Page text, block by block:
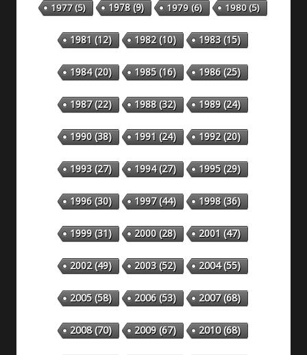
1977(5) 1978(9) 1979(6) 1980(5)
1981 (12) 1982(10) 1983(15)
1984(20) 1985(16) 1986(25)
1987(22) 1988(32) 1989(24)
1990(38) 1991 (24) 1992(20)
1993(27) 1994(27) 1995(29)
1996(30) 1997(44) 1998(36)
1999(31) 2000(28) 2001 (47)
2002(49) 2003(52) 2004(55)
2005(58) 2006(53) 2007(68)
2008(70) 2009(67) 2010(68)